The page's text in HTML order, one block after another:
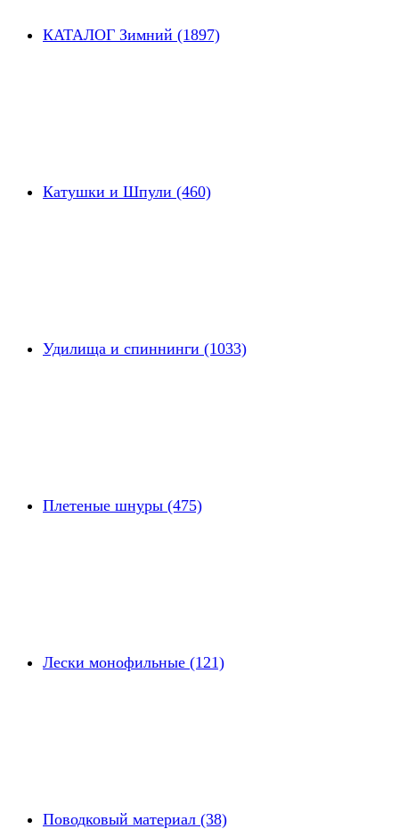
КАТАЛОГ Зимний (1897)
Катушки и Шпули (460)
Удилища и спиннинги (1033)
Плетеные шнуры (475)
Лески монофильные (121)
Поводковый материал (38)